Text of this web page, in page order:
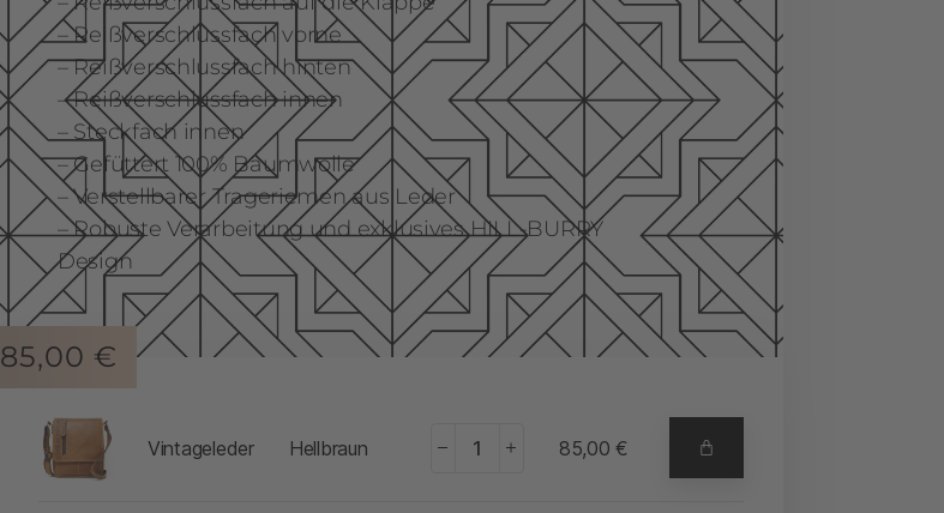
– Reißverschlussfach vorne
– Reißverschlussfach hinten
– Reißverschlussfach innen
– Steckfach innen
– Gefüttert 100% Baumwolle
– Verstellbarer Trageriemen aus Leder
– Robuste Verarbeitung und exklusives HILL-BURRY
Design
85,00 €
Vintageleder Hellbraun + 85,00€